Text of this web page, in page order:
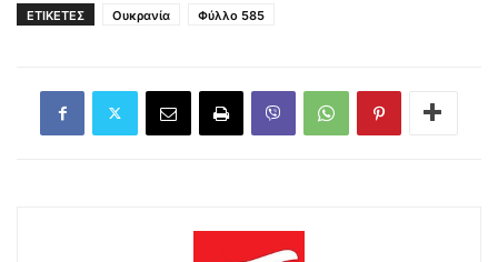
ΕΤΙΚΕΤΕΣ Ουκρανία Φύλλο 585